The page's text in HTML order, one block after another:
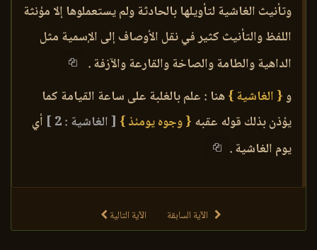
وتأنيث الغاشية لتأويلها بالحادثة ولم يستعملوها إلا مؤنثة
اللفظ والتأنيث كثير في نقل الأوصاف إلى الإسمية مثل
الداهية والطامة والصاخة والقارعة والآزفة .
و{ الغاشية }هنا : علم بالغلبة على ساعة القيامة كما
يؤذن بذلك قوله عقبه { وجوه يومئذ } [ الغاشية : 2 ]
أي
يوم الغاشية .
الآية السابقة الآية التالية